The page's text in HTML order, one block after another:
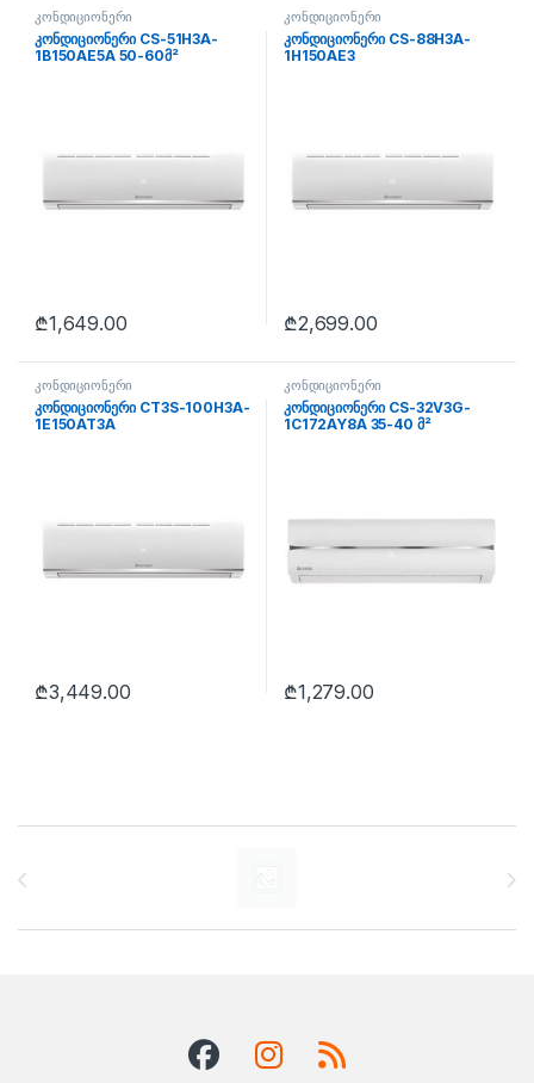
კონდიციონერი
კონდიციონერი CS-51H3A-
1B150AE5A 50-60მ²
₾1,649.00
კონდიციონერი
კონდიციონერი CS-88H3A-
1H150AE3
₾2,699.00
კონდიციონერი
კონდიციონერი CT3S-100H3A-
1E150AT3A
₾3,449.00
კონდიციონერი
კონდიციონერი CS-32V3G-
1C172AY8A 35-40 მ²
₾1,279.00